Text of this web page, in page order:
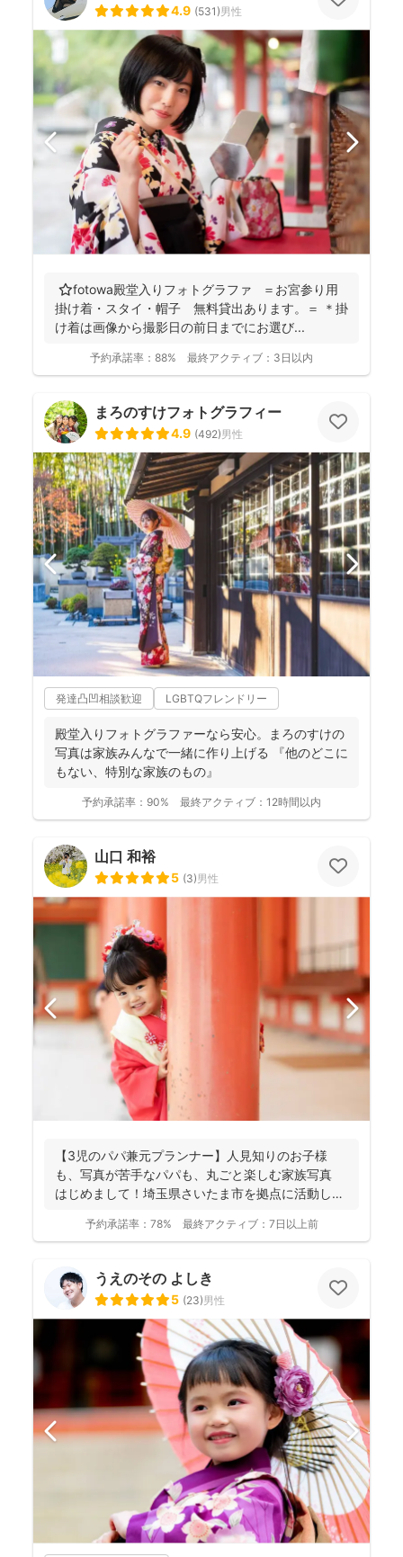
4.9 (531)男性
⭐️fotowa殿堂入りフォトグラファ ＝お宮参り用
掛け着・スタイ・帽子 無料貸出あります。＝ ＊掛
け着は画像から撮影日の前日までにお選び...
予約承諾率： 88% 最終アクティブ： 3日以内
まろのすけフォトグラフィー
4.9 (492)男性
発達凸凹相談歓迎 LGBTQフレンドリー
殿堂入りフォトグラファーなら安心。まろのすけの
写真は家族みんなで一緒に作り上げる 『他のどこに
もない、特別な家族のもの』
予約承諾率： 90% 最終アクティブ： 12時間以内
山口 和裕
5 (3)男性
【3児のパパ兼元プランナー】人見知りのお子様
も、写真が苦手なパパも、丸ごと楽しむ家族写真
はじめまして！埼玉県さいたま市を拠点に活動して
予約承諾率： 78% 最終アクティブ： 7日以上前
うえのその よしき
5 (23)男性